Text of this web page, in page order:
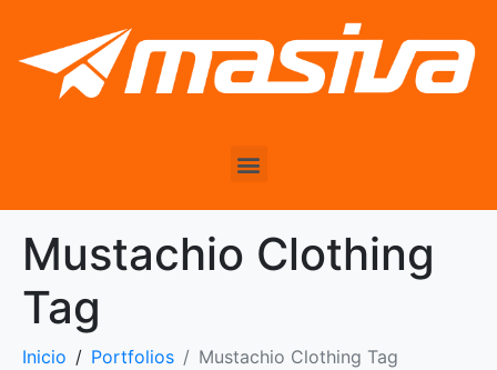
Mustachio Clothing
Tag
Inicio Portfolios Mustachio Clothing Tag